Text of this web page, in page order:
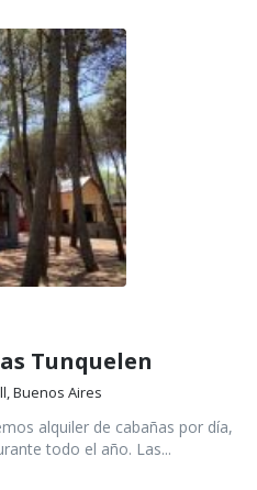
Tunquelen
Buenos Aires
alquiler de cabañas por día,
todo el año. Las...